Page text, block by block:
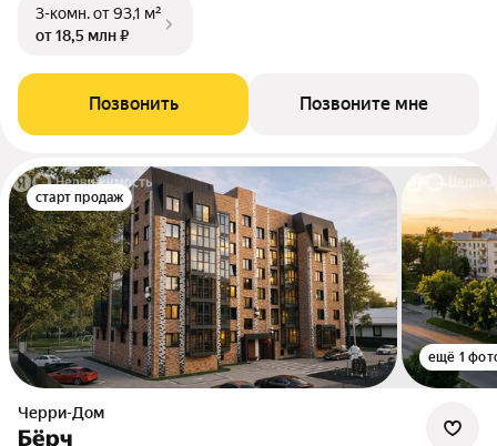
3-комн.от 93,1 м²
от 18,5 млн ₽
Позвонить Позвоните мне
старт продаж
ещё 1
Черри-Дом
Бёрч